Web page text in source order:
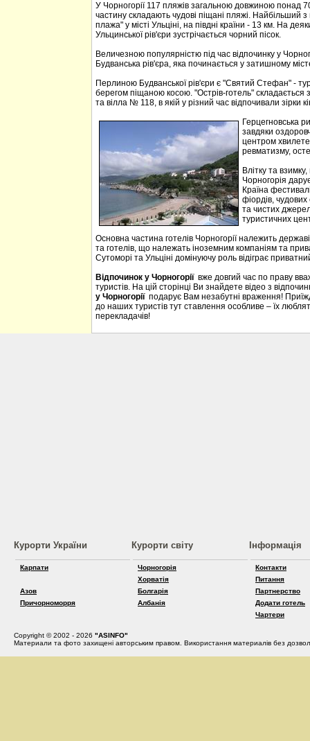
У Чорногорії 117 пляжів загальною довжиною понад
частину складають чудові піщані пляжі. Найбільший
плажа" у місті Ульціні, на півдні країни - 13 км. На
Ульцинської рів'єри зустрічається чорний пісок.
Величезною популярністю під час відпочинку у
Будванська рів'єра, яка починається у затишному
Перлиною Будванської рів'єри є "Святий Стефан" -
берегом піщаною косою. "Острів-готель"
та вілла № 118, в якій у різний час відпочивали зірки
Герцегновська
завдяки
центром
ревматизму,
Влітку та
Чорногорія
Країна
фіордів, чудових
та чистих
туристичних
Основна частина готелів Чорногорії належить
та готелів, що належать іноземним компаніям та
Сутоморі та Ульціні домінуючу роль відіграє
Відпочинок у Чорногорії вже довгий час по праву
туристів. На цій сторінці Ви знайдете відео з
у Чорногоріїподарує Вам незабутні враження!
до наших туристів тут ставлення особливе – їх
перекладачів!
Курорти України
Карпати
Азов
Причорноморря
Курорти світу
Чорногорія
Хорватія
Болгарія
Албанія
Інформація
Контакти
Питання
Партнерство
Додати готель
Чартери
Copyright © 2002 - 2026 "ASINFO"
Материали та фото захищені авторським правом. Використання материалів без